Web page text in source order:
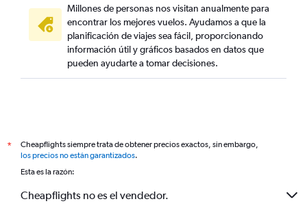
Millones de personas nos visitan anualmente para
encontrar los mejores vuelos. Ayudamos a que la
planificación de viajes sea fácil, proporcionando
información útil y gráficos basados en datos que
pueden ayudarte a tomar decisiones.
*
Cheapflights siempre trata de obtener precios exactos, sin embargo,
los precios no están garantizados.
Esta es la razón:
Cheapflights no es el vendedor.